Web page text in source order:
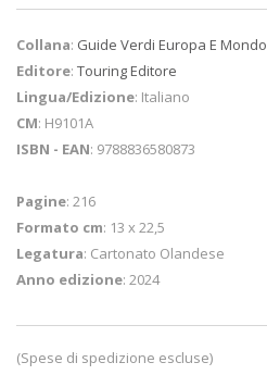
Collana: Guide Verdi Europa E Mondo
Editore: Touring Editore
Lingua/Edizione: Italiano
CM: H9101A
ISBN - EAN: 9788836580873
Pagine: 216
Formato cm: 13 x 22,5
Legatura: Cartonato Olandese
Anno edizione: 2024
(Spese di spedizione escluse)